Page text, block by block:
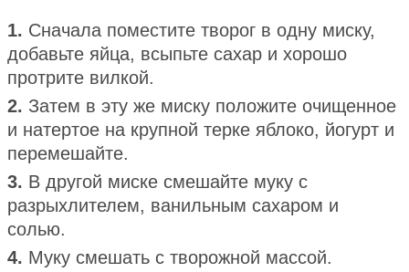
1. Сначала поместите творог в одну миску,
добавьте яйца, всыпьте сахар и хорошо
протрите вилкой.
2. Затем в эту же миску положите очищенное
и натертое на крупной терке яблоко, йогурт и
перемешайте.
3. В другой миске смешайте муку с
разрыхлителем, ванильным сахаром и
солью.
4. Муку смешать с творожной массой.